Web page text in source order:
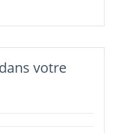
votre